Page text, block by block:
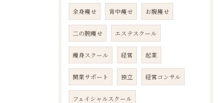
全身痩せ 背中痩せ お腹痩せ
二の腕痩せ エステスクール
痩身スクール 経営 起業
開業サポート 独立 経営コンサル
フェイシャルスクール